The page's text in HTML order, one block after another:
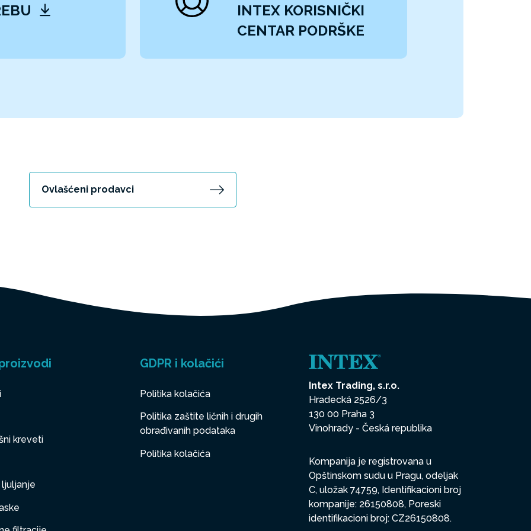
INTEX KORISNIČKI
CENTAR PODRŠKE
Ovlašćeni prodavci
kreveti
GDPR i kolačići
Politika kolačića
Politika zaštite ličnih i drugih
obrađivanih podataka
Politika kolačića
Intex Trading, s.r.o.
Hradecká 2526/3
130 00 Praha 3
Vinohrady - Česká republika
Kompanija je registrovana u
Opštinskom sudu u Pragu, odeljak
C, uložak 74759, Identifikacioni broj
kompanije: 26150808, Poreski
identifikacioni broj: CZ26150808.